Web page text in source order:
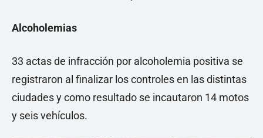
Alcoholemias
33 actas de infracción por alcoholemia positiva se
registraron al finalizar los controles en las distintas
ciudades y como resultado se incautaron 14 motos
y seis vehículos.